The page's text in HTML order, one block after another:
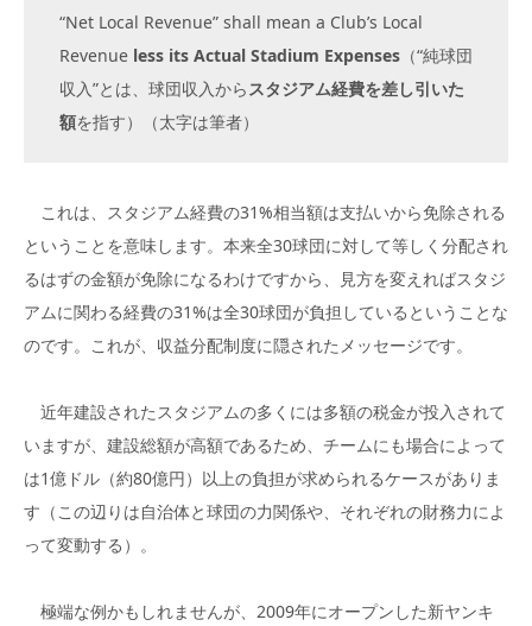
“Net Local Revenue” shall mean a Club’s Local
Revenue less its Actual Stadium Expenses （“純球団
収入”とは、球団収入から スタジアム経費を差し引いた
額を指す）（太字は筆者）
これは、スタジアム経費の31%相当額は支払いから免除される
ということを意味します。本来全30球団に対して等しく分配され
るはずの金額が免除になるわけですから、見方を変えればスタジ
アムに関わる経費の31%は全30球団が負担しているということな
のです。これが、収益分配制度に隠されたメッセージです。
近年建設されたスタジアムの多くには多額の税金が投入されて
いますが、建設総額が高額であるため、チームにも場合によって
は1億ドル（約80億円）以上の負担が求められるケースがありま
す（この辺りは自治体と球団の力関係や、それぞれの財務力によ
って変動する）。
極端な例かもしれませんが、2009年にオープンした新ヤンキ